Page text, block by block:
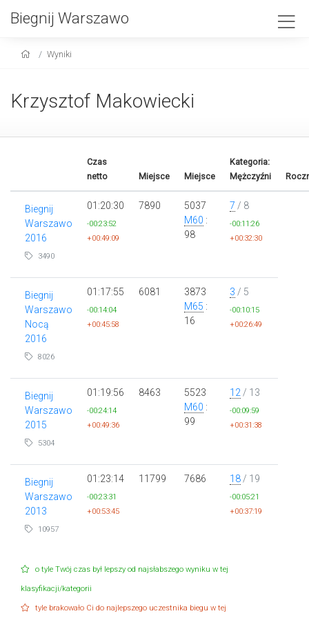
Biegnij Warszawo
Wyniki
Krzysztof Makowiecki
Czas
netto
Miejsce Miejsce
Kategoria:
Mężczyźni
Biegnij
Warszawo
2016
3490
01:20:30
-00:23:52
+00:49:09
7890
5037
M60 :
98
7 / 8
-00:11:26
+00:32:30
Biegnij
Warszawo
Nocą
2016
8026
01:17:55
-00:14:04
+00:45:58
6081
3873
M65 :
16
3 / 5
-00:10:15
+00:26:49
Biegnij
Warszawo
2015
5304
01:19:56
-00:24:14
+00:49:36
8463
5523
M60 :
99
12 / 13
-00:09:59
+00:31:38
Biegnij
Warszawo
2013
10957
01:23:14
-00:23:31
+00:53:45
11799 7686 18 / 19
-00:05:21
+00:37:19
o tyle Twój czas był lepszy od najsłabszego wyniku w tej
klasyfikacji/kategorii
tyle brakowało Ci do najlepszego uczestnika biegu w tej